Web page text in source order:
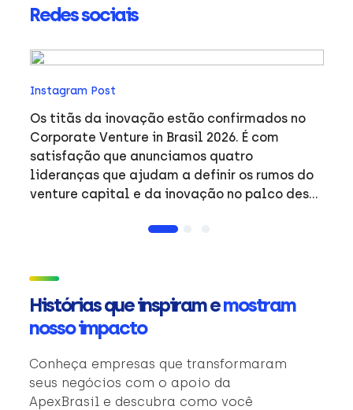
Redes sociais
Instagram Post
Os titãs da inovação estão confirmados no
Corporate Venture in Brasil 2026. É com
satisfação que anunciamos quatro
lideranças que ajudam a definir os rumos do
venture capital e da inovação no palco desta
Brasil, Índia e Indonésia, WhatsApp • Eric
Synopsys Na edição deste ano, o Corporate
Venture in Brasil reunirá corporates, fundos,
mandatos de investimento e do deal flow
que movimentam o corporate venturing na
América Latina. São dois dias de painéis,
Histórias que inspiram emostram
nosso impacto
Conheça empresas que transformaram
seus negócios com o apoio da
ApexBrasil e descubra como você